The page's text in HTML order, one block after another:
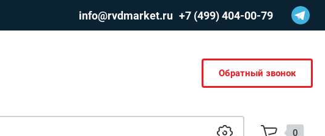
info@rvdmarket.ru +7 (499) 404-00-79
Обратный звонок
0